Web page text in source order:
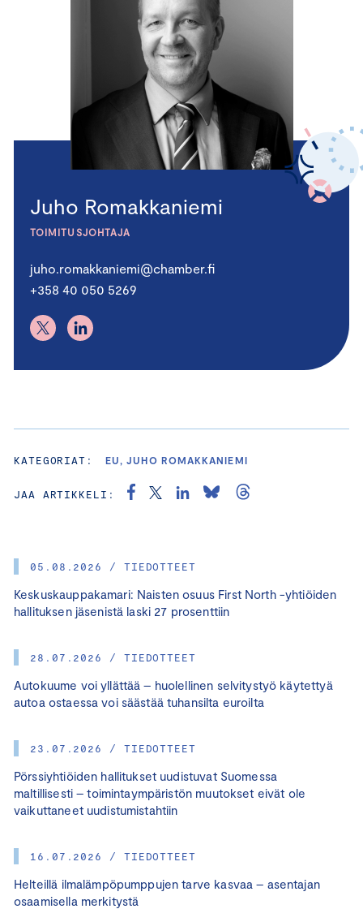
05.08.2026 / TIEDOTTEET
Keskuskauppakamari: Naisten osuus First North -yhtiöiden
hallituksen jäsenistä laski 27 prosenttiin
28.07.2026 / TIEDOTTEET
Autokuume voi yllättää – huolellinen selvitystyö käytettyä
autoa ostaessa voi säästää tuhansilta euroilta
23.07.2026 / TIEDOTTEET
Pörssiyhtiöiden hallitukset uudistuvat Suomessa
maltillisesti – toimintaympäristön muutokset eivät ole
vaikuttaneet uudistumistahtiin
16.07.2026 / TIEDOTTEET
Helteillä ilmalämpöpumppujen tarve kasvaa – asentajan
osaamisella merkitystä
Juho Romakkaniemi
TOIMITUSJOHTAJA
juho.romakkaniemi@chamber.fi
+358 40 050 5269
KATEGORIAT: EU, JUHO ROMAKKANIEMI
JAA ARTIKKELI: